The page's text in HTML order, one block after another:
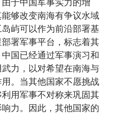
够改变南海有争议水域
屿可以作为前沿部署基
署军事平台，标志着其
国已经通过军事演习和
力，以对希望在南海与
。当其他国家不愿挑战
用军事不对称来巩固其
力。因此，其他国家的